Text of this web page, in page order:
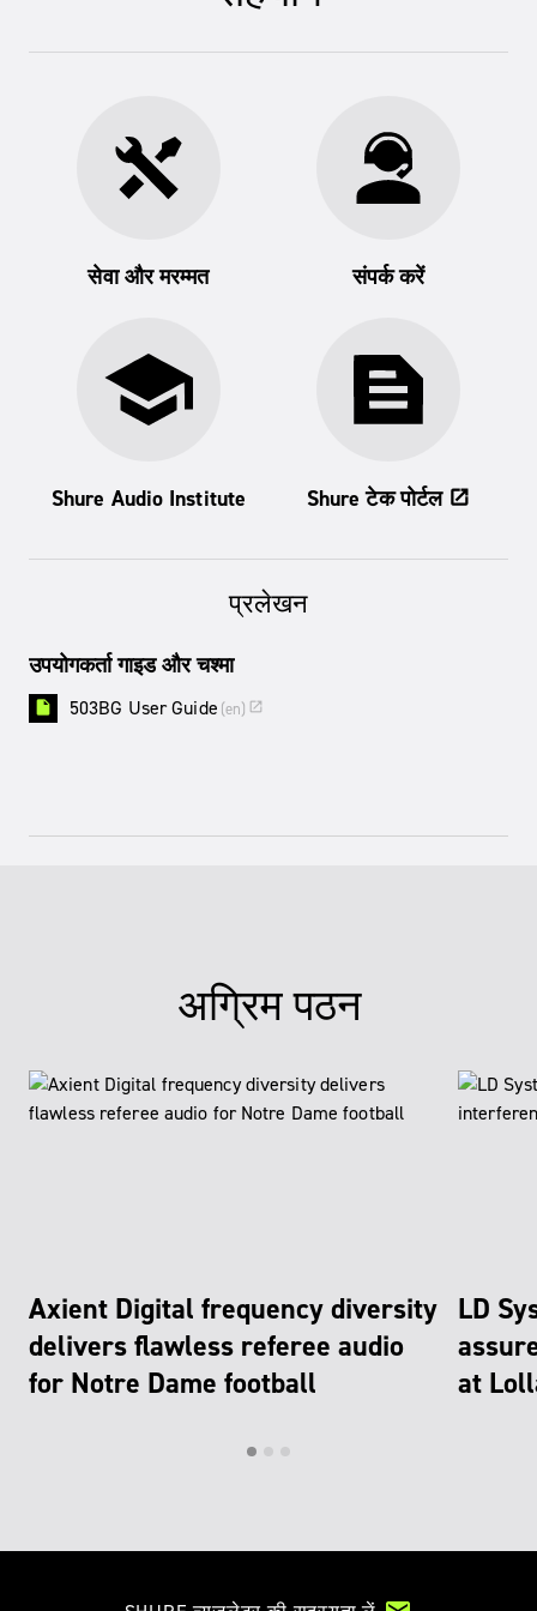
सेवा और मरम्मत संपर्क करें
Shure Audio Institute Shure टेक पोर्टल open_in_new
प्रलेखन
उपयोगकर्ता गाइड और चश्मा
insert_drive_file 503BG User Guide (en) open_in_new
अग्रिम पठन
Axient Digital frequency diversity
delivers flawless referee audio
for Notre Dame football
LD
at